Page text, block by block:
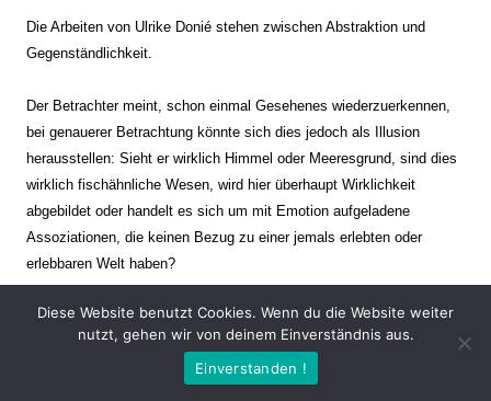
Die Arbeiten von Ulrike Donié stehen zwischen Abstraktion und
Gegenständlichkeit.
Der Betrachter meint, schon einmal Gesehenes wiederzuerkennen,
bei genauerer Betrachtung könnte sich dies jedoch als Illusion
herausstellen: Sieht er wirklich Himmel oder Meeresgrund, sind dies
wirklich fischähnliche Wesen, wird hier überhaupt Wirklichkeit
abgebildet oder handelt es sich um mit Emotion aufgeladene
Assoziationen, die keinen Bezug zu einer jemals erlebten oder
erlebbaren Welt haben?
Verharren und Dynamik stehen sich dabei gegenüber. Zeit steht still
oder verrinnt im Nu. Es soll dabei eine Spannung, auch farblich, bis
zur Schmerzgrenze erzeugt werden. Die Arbeiten stellen ambivalente
Diese Website benutzt Cookies. Wenn du die Website weiter
nutzt, gehen wir von deinem Einverständnis aus.
Einverstanden !